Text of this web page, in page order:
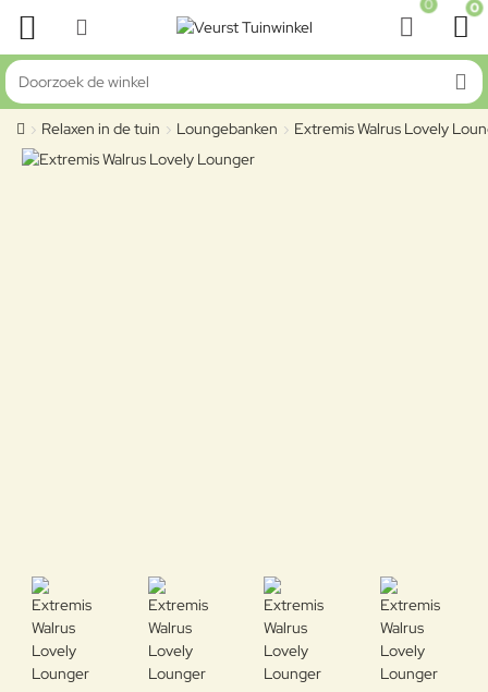
0 0
Doorzoek de winkel
home
Relaxen in de tuin Loungebanken Extremis Walrus Lovely